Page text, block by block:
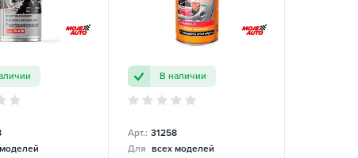
В наличии
Арт.: 31258
Для всех моделей